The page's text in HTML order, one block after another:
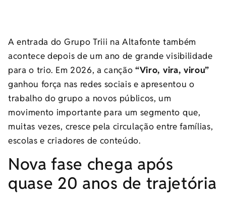
A entrada do Grupo Triii na Altafonte também
acontece depois de um ano de grande visibilidade
para o trio. Em 2026, a canção“Viro, vira, virou”
ganhou força nas redes sociais e apresentou o
trabalho do grupo a novos públicos, um
movimento importante para um segmento que,
muitas vezes, cresce pela circulação entre famílias,
escolas e criadores de conteúdo.
Nova fase chega após
quase 20 anos de trajetória